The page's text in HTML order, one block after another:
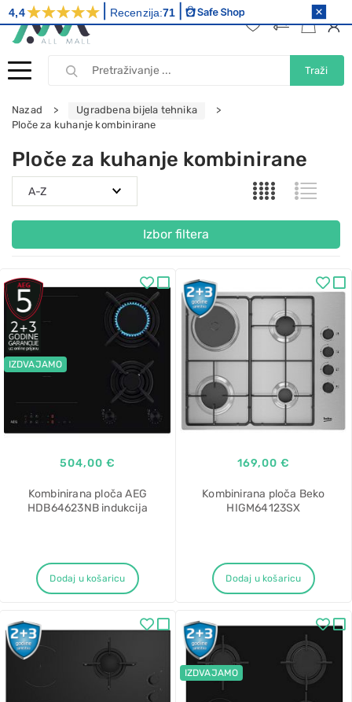
Traži
Nazad
Ugradbena bijela tehnika
Ploče za kuhanje kombinirane
Ploče za kuhanje kombinirane
Izbor filtera
IZDVAJAMO
504,00 €
Kombinirana ploča AEG
HDB64623NB indukcija
Dodaj u košaricu
169,00 €
Kombinirana ploča Beko
HIGM64123SX
Dodaj u košaricu
IZDVAJAMO
4,4 Recenzija:71